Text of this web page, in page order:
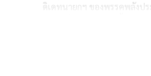
b
t
L
ดิเดทนายกฯ ของพรรคพลังป
การเสนอแคนดิเดทเป็นเรื่อง